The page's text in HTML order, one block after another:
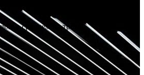
в среднем на треть!